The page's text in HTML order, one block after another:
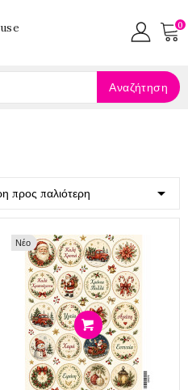
0
Αναζήτηση
προς παλιότερη 
Νέο